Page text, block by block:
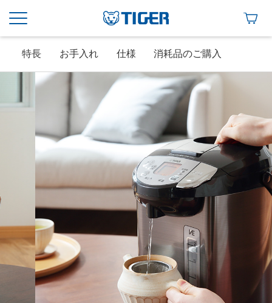
特長 お手入れ 仕様 消耗品のご購入